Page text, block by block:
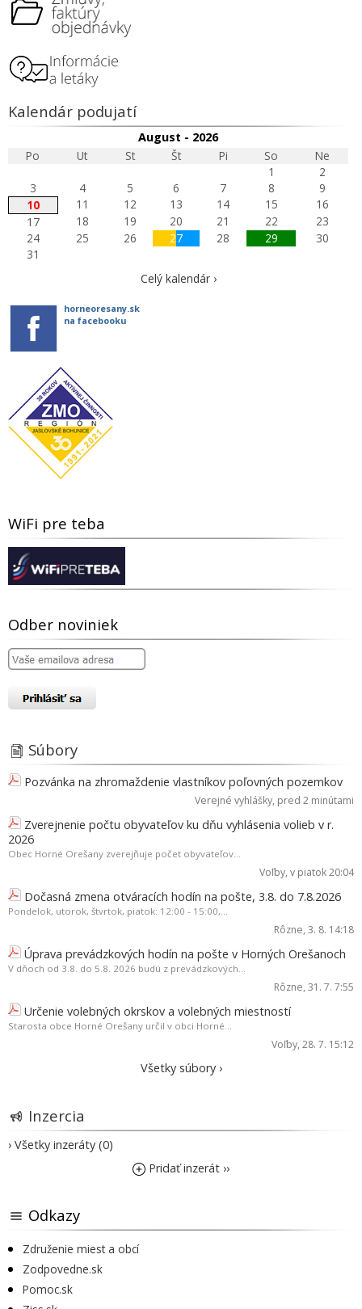
Kalendár podujatí
August - 2026
Po
Ut St Št Pi So
Ne
1
2
3
4 5 6 7 8
9
10
11 12 13 14 15
16
17
18 19 20 21 22
23
24
25 26 27 28 29
30
31
Celý kalendár ›
horneoresany.sk
na facebooku
WiFi pre teba
Odber noviniek
Súbory
Pozvánka na zhromaždenie vlastníkov poľovných pozemkov
Verejné vyhlášky, pred 2 minútami
Zverejnenie počtu obyvateľov ku dňu vyhlásenia volieb v r.
2026
Obec Horné Orešany zverejňuje počet obyvateľov...
Voľby, v piatok 20:04
Dočasná zmena otváracích hodín na pošte, 3.8. do 7.8.2026
Pondelok, utorok, štvrtok, piatok: 12:00 - 15:00,...
Rôzne, 3. 8. 14:18
Úprava prevádzkových hodín na pošte v Horných Orešanoch
V dňoch od 3.8. do 5.8. 2026 budú z prevádzkových...
Rôzne, 31. 7. 7:55
Určenie volebných okrskov a volebných miestností
Starosta obce Horné Orešany určil v obci Horné...
Voľby, 28. 7. 15:12
Všetky súbory ›
Inzercia
› Všetky inzeráty (0)
Pridať inzerát ››
Odkazy
Združenie miest a obcí
Zodpovedne.sk
Pomoc.sk